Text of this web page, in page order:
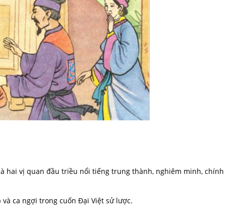
hai vị quan đầu triều nổi tiếng trung thành, nghiêm minh, chính
ca ngợi trong cuốn Đại Việt sử lược.